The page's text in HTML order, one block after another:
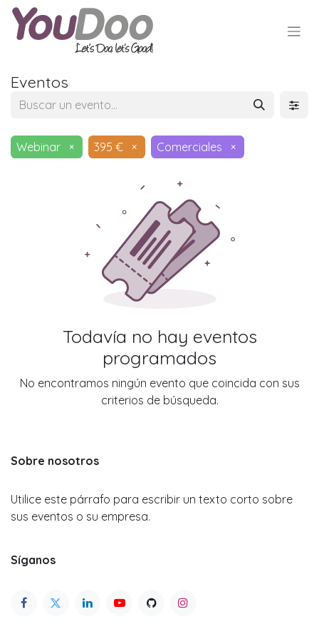
Eventos
Webinar × 395 € × Comerciales ×
Todavía no hay eventos
programados
No encontramos ningún evento que coincida con sus
criterios de búsqueda.
Sobre nosotros
Utilice este párrafo para escribir un texto corto sobre
sus eventos o su empresa.
Síganos